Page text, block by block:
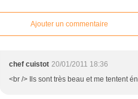
Ajouter un commentaire
chef cuistot 20/01/2011 18:36
<br /> Ils sont très beau et me tentent